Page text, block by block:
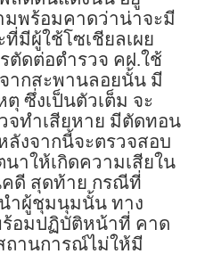
มพร้อมคาดว่าน่าจะมี
มีผู้ใช้โซเชียลเผย
ตัดต่อตำรวจ คฝ.ใช้
ากสะพานลอยนั้น มี
ซึ่งเป็นตัวเต็ม จะ
จทำเสียหาย มีตัดทอน
ลังจากนี้จะตรวจสอบ
าให้เกิดความเสียใน
ดี สุดท้าย กรณีที่
ำผู้ชุมนุมนั้น ทาง
อมปฏิบัติหน้าที่ คาด
ถานการณ์ไม่ให้มี